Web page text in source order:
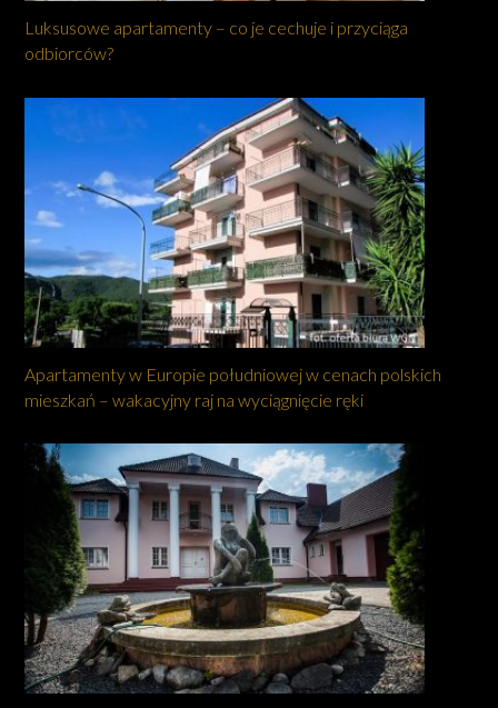
Luksusowe apartamenty – co je cechuje i przyciąga
odbiorców?
Apartamenty w Europie południowej w cenach polskich
mieszkań – wakacyjny raj na wyciągnięcie ręki